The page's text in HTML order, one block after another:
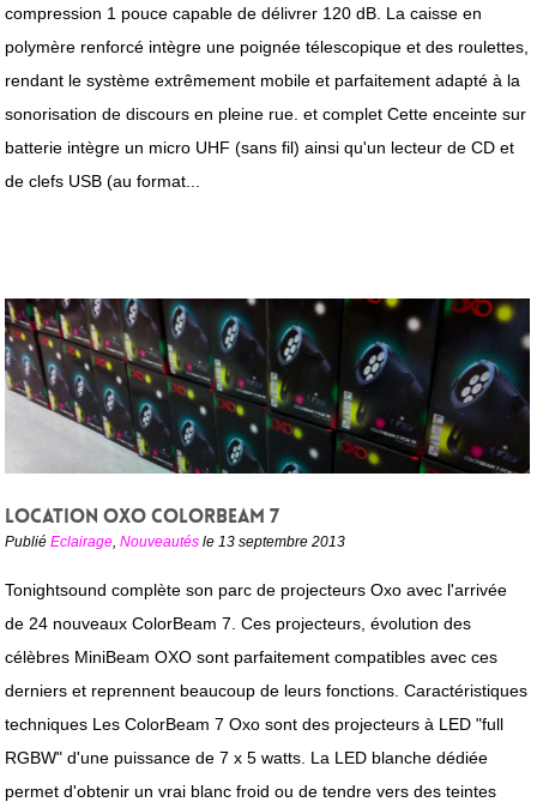
compression 1 pouce capable de délivrer 120 dB. La caisse en
polymère renforcé intègre une poignée télescopique et des roulettes,
rendant le système extrêmement mobile et parfaitement adapté à la
sonorisation de discours en pleine rue. et complet Cette enceinte sur
batterie intègre un micro UHF (sans fil) ainsi qu'un lecteur de CD et
de clefs USB (au format...
Location OXO ColorBeam 7
Publié Eclairage, Nouveautés le 13 septembre 2013
Tonightsound complète son parc de projecteurs Oxo avec l'arrivée
de 24 nouveaux ColorBeam 7. Ces projecteurs, évolution des
célèbres MiniBeam OXO sont parfaitement compatibles avec ces
derniers et reprennent beaucoup de leurs fonctions. Caractéristiques
techniques Les ColorBeam 7 Oxo sont des projecteurs à LED "full
RGBW" d'une puissance de 7 x 5 watts. La LED blanche dédiée
permet d'obtenir un vrai blanc froid ou de tendre vers des teintes